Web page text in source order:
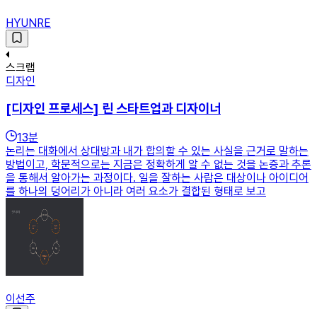
HYUNRE
스크랩
디자인
[디자인 프로세스] 린 스타트업과 디자이너
13분
논리는 대화에서 상대방과 내가 합의할 수 있는 사실을 근거로 말하는
방법이고, 학문적으로는 지금은 정확하게 알 수 없는 것을 논증과 추론
을 통해서 알아가는 과정이다. 일을 잘하는 사람은 대상이나 아이디어
를 하나의 덩어리가 아니라 여러 요소가 결합된 형태로 보고
이선주